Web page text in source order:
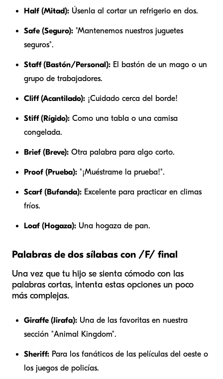
Half (Mitad): Úsenla al cortar un refrigerio en dos.
Safe (Seguro): "Mantenemos nuestros juguetes
seguros".
Staff (Bastón/Personal): El bastón de un mago o un
grupo de trabajadores.
Cliff (Acantilado): ¡Cuidado cerca del borde!
Stiff (Rígido): Como una tabla o una camisa
congelada.
Brief (Breve): Otra palabra para algo corto.
Proof (Prueba): "¡Muéstrame la prueba!".
Scarf (Bufanda): Excelente para practicar en climas
fríos.
Loaf (Hogaza): Una hogaza de pan.
Palabras de dos sílabas con /F/ final
Una vez que tu hijo se sienta cómodo con las
palabras cortas, intenta estas opciones un poco
más complejas.
Giraffe (Jirafa): Una de las favoritas en nuestra
sección "Animal Kingdom".
Sheriff: Para los fanáticos de las películas del oeste o
los juegos de policías.